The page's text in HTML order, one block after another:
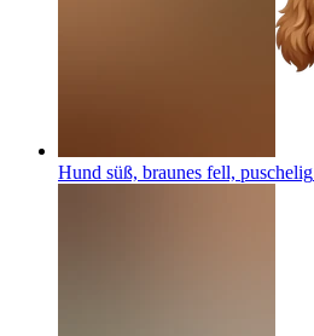
Hund süß, braunes fell, puschelig